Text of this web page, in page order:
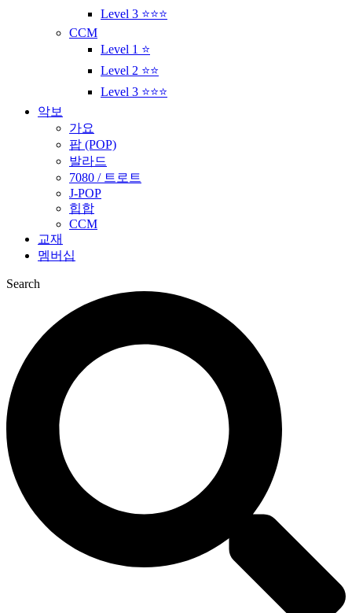
Level 3 ⭐⭐⭐
CCM
Level 1 ⭐
Level 2 ⭐⭐
Level 3 ⭐⭐⭐
악보
가요
팝 (POP)
발라드
7080 / 트로트
J-POP
힙합
CCM
교재
멤버십
Search